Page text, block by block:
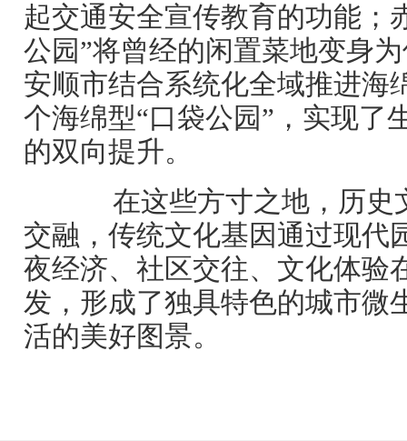
起交通安全宣传教育的功能；
公园”将曾经的闲置菜地变身
安顺市结合系统化全域推进海
个海绵型“口袋公园”，实现了
的双向提升。
在这些方寸之地，历史
交融，传统文化基因通过现代
夜经济、社区交往、文化体验
发，形成了独具特色的城市微
活的美好图景。